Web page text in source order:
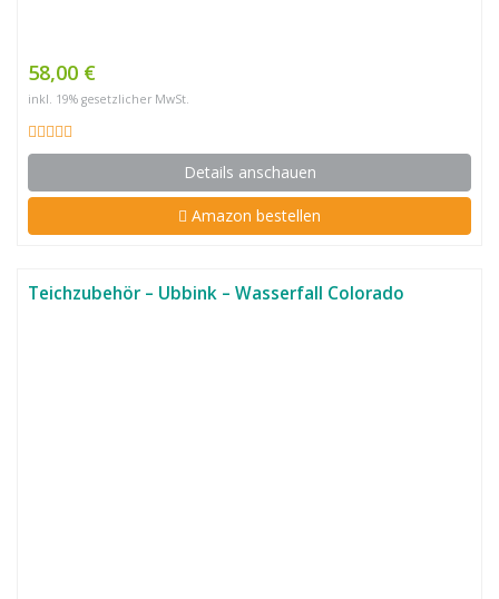
58,00 €
inkl. 19% gesetzlicher MwSt.
Details anschauen
Amazon bestellen
Teichzubehör – Ubbink – Wasserfall Colorado